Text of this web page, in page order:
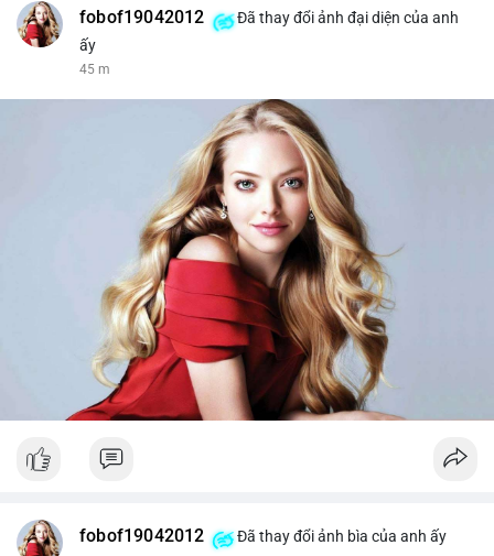
fobof19042012
Đã thay đổi ảnh đại diện của anh
ấy
45 m
fobof19042012 Đã thay đổi ảnh bìa của anh ấy